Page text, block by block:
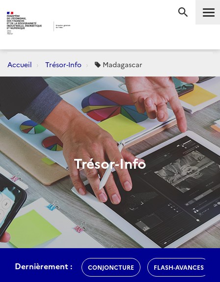
Accueil Trésor-Info Madagascar
Trésor-Info
Dernièrement : CONJONCTURE FLASH-AVANCES